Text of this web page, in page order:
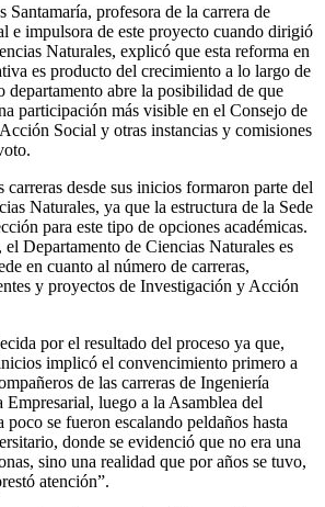
Santamaría, profesora de la carrera de
e impulsora de este proyecto cuando dirigió
Naturales, explicó que esta reforma en
es producto del crecimiento a lo largo de
departamento abre la posibilidad de que
participación más visible en el Consejo de
Social y otras instancias y comisiones
carreras desde sus inicios formaron parte del
Naturales, ya que la estructura de la Sede
para este tipo de opciones académicas.
el Departamento de Ciencias Naturales es
en cuanto al número de carreras,
y proyectos de Investigación y Acción
por el resultado del proceso ya que,
implicó el convencimiento primero a
de las carreras de Ingeniería
luego a la Asamblea del
se fueron escalando peldaños hasta
donde se evidenció que no era una
sino una realidad que por años se tuvo,
atención”.